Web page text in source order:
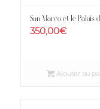
San Marco et le Palais
350,00€
Ajouter au